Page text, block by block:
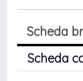
Scheda
Scheda